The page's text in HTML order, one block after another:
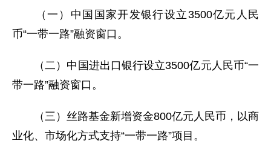
（一）中国国家开发银行设立3500亿元人民
币“一带一路”融资窗口。
（二）中国进出口银行设立3500亿元人民币“一
带一路”融资窗口。
（三）丝路基金新增资金800亿元人民币，以商
业化、市场化方式支持“一带一路”项目。